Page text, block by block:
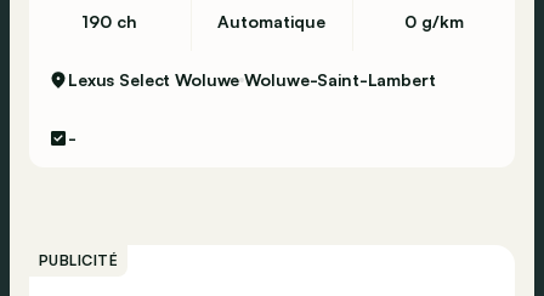
190 ch Automatique 0 g/km
Lexus Select Woluwe Woluwe-Saint-Lambert
-
PUBLICITÉ